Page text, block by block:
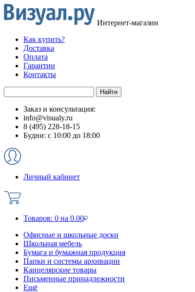
Интернет-магазин
Как купить?
Доставка
Оплата
Гарантии
Контакты
Заказ и консультация:
info@visualy.ru
8 (495) 228-18-15
Будни: с 10:00 до 18:00
Личный кабинет
Товаров: 0 на 0.00
Офисные и школьные доски
Школьная мебель
Бумага и бумажная продукция
Папки и системы архивации
Канцелярские товары
Письменные принадлежности
Ещё